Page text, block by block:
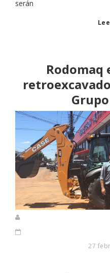
serán
Rodomaq
27